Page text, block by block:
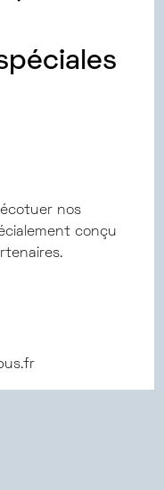
nos
conçu